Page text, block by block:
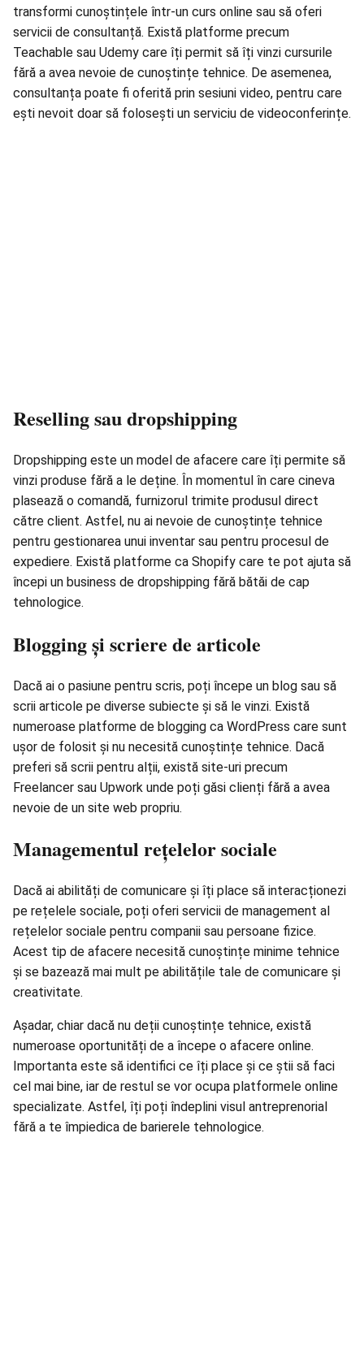
transformi cunoștințele într-un curs online sau să oferi
servicii de consultanță. Există platforme precum
Teachable sau Udemy care îți permit să îți vinzi cursurile
fără a avea nevoie de cunoștințe tehnice. De asemenea,
consultanța poate fi oferită prin sesiuni video, pentru care
ești nevoit doar să folosești un serviciu de videoconferințe.
Reselling sau dropshipping
Dropshipping este un model de afacere care îți permite să
vinzi produse fără a le deține. În momentul în care cineva
plasează o comandă, furnizorul trimite produsul direct
către client. Astfel, nu ai nevoie de cunoștințe tehnice
pentru gestionarea unui inventar sau pentru procesul de
expediere. Există platforme ca Shopify care te pot ajuta să
începi un business de dropshipping fără bătăi de cap
tehnologice.
Blogging și scriere de articole
Dacă ai o pasiune pentru scris, poți începe un blog sau să
scrii articole pe diverse subiecte și să le vinzi. Există
numeroase platforme de blogging ca WordPress care sunt
ușor de folosit și nu necesită cunoștințe tehnice. Dacă
preferi să scrii pentru alții, există site-uri precum
Freelancer sau Upwork unde poți găsi clienți fără a avea
nevoie de un site web propriu.
Managementul rețelelor sociale
Dacă ai abilități de comunicare și îți place să interacționezi
pe rețelele sociale, poți oferi servicii de management al
rețelelor sociale pentru companii sau persoane fizice.
Acest tip de afacere necesită cunoștințe minime tehnice
și se bazează mai mult pe abilitățile tale de comunicare și
creativitate.
Așadar, chiar dacă nu deții cunoștințe tehnice, există
numeroase oportunități de a începe o afacere online.
Importanta este să identifici ce îți place și ce știi să faci
cel mai bine, iar de restul se vor ocupa platformele online
specializate. Astfel, îți poți îndeplini visul antreprenorial
fără a te împiedica de barierele tehnologice.